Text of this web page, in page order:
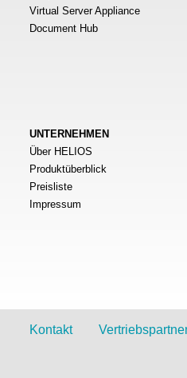
Virtual Server Appliance
Document Hub
UNTERNEHMEN
Über HELIOS
Produktüberblick
Preisliste
Impressum
Kontakt